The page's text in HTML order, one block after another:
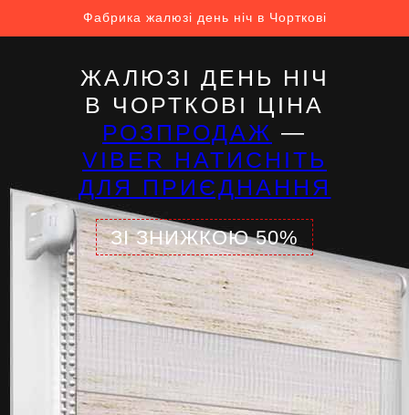
Фабрика жалюзі день ніч в Чорткові
ЖАЛЮЗІ ДЕНЬ НІЧ
В ЧОРТКОВІ ЦІНА
РОЗПРОДАЖ —
VIBER НАТИСНІТЬ
ДЛЯ ПРИЄДНАННЯ
ЗІ ЗНИЖКОЮ 50%